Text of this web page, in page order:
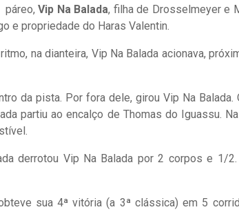
páreo,Vip Na Balada, filha de Drosselmeyer e
e propriedade do Haras Valentin.
na dianteira, Vip Na Balada acionava,
da pista. Por fora dele, girou Vip Na Balada.
partiu ao encalço de Thomas do Iguassu.
derrotou Vip Na Balada por 2 corpos e 1/
sua 4ª vitória (a 3ª clássica) em 5